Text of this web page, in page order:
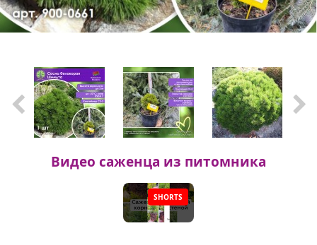
Видео саженца из питомника
SHORTS